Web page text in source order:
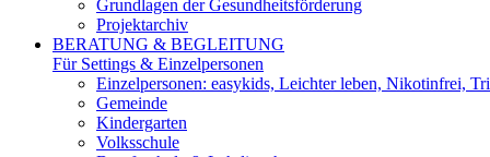
Grundlagen der Gesundheitsförderung
Projektarchiv
BERATUNG & BEGLEITUNG
Für Settings & Einzelpersonen
Einzelpersonen: easykids, Leichter leben, Nikotinfrei,
Gemeinde
Kindergarten
Volksschule